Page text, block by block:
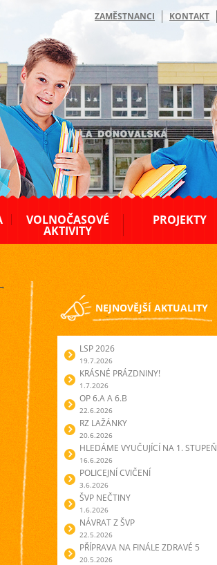
KONTAKT
ZAMĚSTNANCI
VOLNOČASOVÉ
AKTIVITY
PROJEKTY
NEJNOVĚJŠÍ AKTUALITY
LSP 2026
19.7.2026
KRÁSNÉ PRÁZDNINY!
1.7.2026
OP 6.A A 6.B
22.6.2026
RZ LAŽÁNKY
20.6.2026
HLEDÁME VYUČUJÍCÍ NA 1. STUPEŇ
16.6.2026
POLICEJNÍ CVIČENÍ
3.6.2026
ŠVP NEČTINY
1.6.2026
NÁVRAT Z ŠVP
22.5.2026
PŘÍPRAVA NA FINÁLE ZDRAVÉ 5
20.5.2026